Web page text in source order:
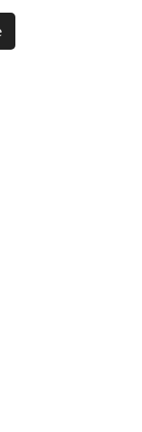
vždy jako první